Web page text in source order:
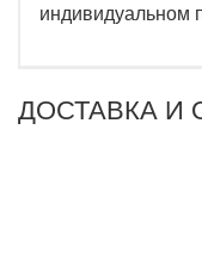
индивидуальном
ДОСТАВКА И